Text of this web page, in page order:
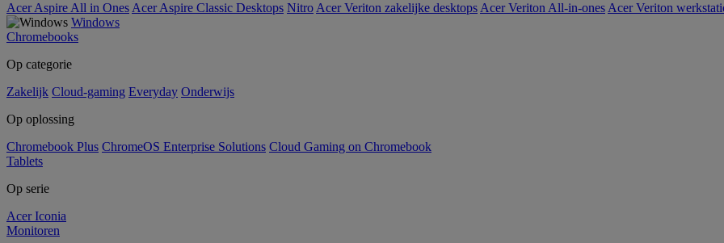
Acer Aspire All in Ones Acer Aspire Classic Desktops Nitro Acer Veriton zakelijke desktops Acer Veriton All-in-ones Acer Veriton
Windows
Chromebooks
Op categorie
Zakelijk Cloud-gaming Everyday Onderwijs
Op oplossing
Chromebook Plus ChromeOS Enterprise Solutions Cloud Gaming on Chromebook
Tablets
Op serie
Acer Iconia
Monitoren